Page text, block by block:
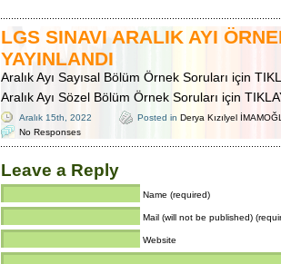
LGS SINAVI ARALIK AYI
YAYINLANDI
Aralık Ayı Sayısal Bölüm Örnek Soruları için
Aralık Ayı Sözel Bölüm Örnek Soruları için
Aralık 15th, 2022 Posted in Derya Kızılyel
No Responses
Leave a Reply
Name (required)
Mail (will not be published)
Website